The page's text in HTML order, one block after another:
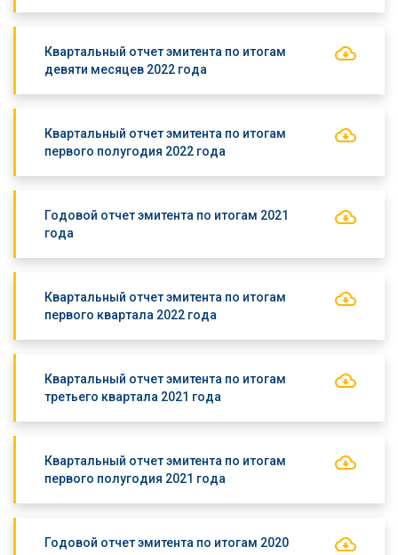
Квартальный отчет эмитента по итогам
девяти месяцев 2022 года
Квартальный отчет эмитента по итогам
первого полугодия 2022 года
Годовой отчет эмитента по итогам 2021
года
Квартальный отчет эмитента по итогам
первого квартала 2022 года
Квартальный отчет эмитента по итогам
третьего квартала 2021 года
Квартальный отчет эмитента по итогам
первого полугодия 2021 года
Годовой отчет эмитента по итогам 2020